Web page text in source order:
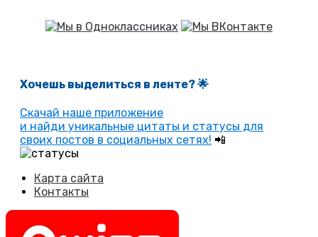
Хочешь выделиться в ленте? 🌟
Скачай наше приложение
и найди уникальные цитаты и статусы для
своих постов в социальных сетях! 📲
Карта сайта
Контакты